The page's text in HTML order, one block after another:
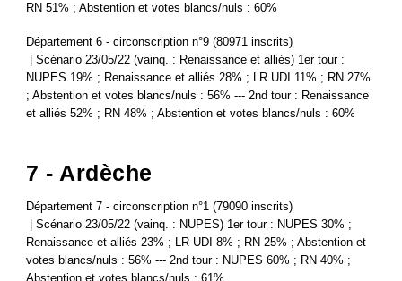
RN 51% ; Abstention et votes blancs/nuls : 60%
Département 6 - circonscription n°9 (80971 inscrits)
| Scénario 23/05/22 (vainq. : Renaissance et alliés) 1er tour :
NUPES 19% ; Renaissance et alliés 28% ; LR UDI 11% ; RN 27%
; Abstention et votes blancs/nuls : 56% --- 2nd tour : Renaissance
et alliés 52% ; RN 48% ; Abstention et votes blancs/nuls : 60%
7 - Ardèche
Département 7 - circonscription n°1 (79090 inscrits)
| Scénario 23/05/22 (vainq. : NUPES) 1er tour : NUPES 30% ;
Renaissance et alliés 23% ; LR UDI 8% ; RN 25% ; Abstention et
votes blancs/nuls : 56% --- 2nd tour : NUPES 60% ; RN 40% ;
Abstention et votes blancs/nuls : 61%